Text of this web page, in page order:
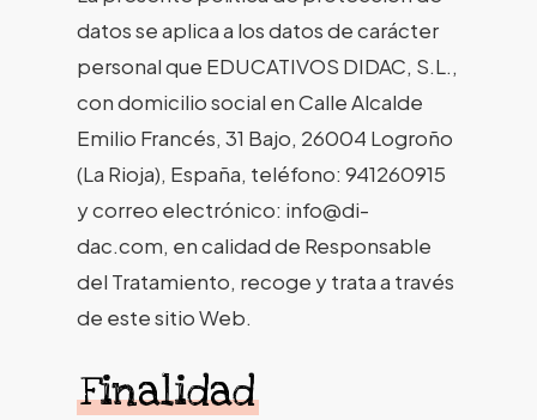
datos se aplica a los datos de carácter
personal que EDUCATIVOS DIDAC, S.L.,
con domicilio social en Calle Alcalde
Emilio Francés, 31 Bajo, 26004 Logroño
(La Rioja), España, teléfono: 941260915
y correo electrónico: info@di-
dac.com, en calidad de Responsable
del Tratamiento, recoge y trata a través
de este sitio Web.
Finalidad